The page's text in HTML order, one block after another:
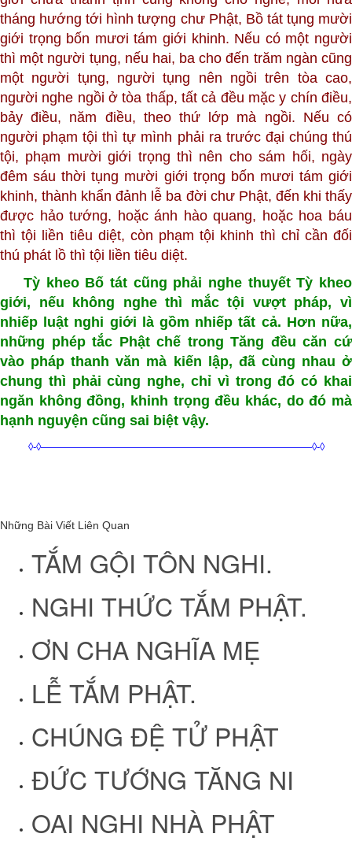
tháng hướng tới hình tượng chư Phật, Bồ tát tụng mười
giới trọng bốn mươi tám giới khinh. Nếu có một người
thì một người tụng, nếu hai, ba cho đến trăm ngàn cũng
một người tụng, người tụng nên ngồi trên tòa cao,
người nghe ngồi ở tòa thấp, tất cả đều mặc y chín điều,
bảy điều, năm điều, theo thứ lớp mà ngồi. Nếu có
người phạm tội thì tự mình phải ra trước đại chúng thú
tội, phạm mười giới trọng thì nên cho sám hối, ngày
đêm sáu thời tụng mười giới trọng bốn mươi tám giới
khinh, thành khẩn đảnh lễ ba đời chư Phật, đến khi thấy
được hảo tướng, hoặc ánh hào quang, hoặc hoa báu
thì tội liền tiêu diệt, còn phạm tội khinh thì chỉ cần đối
thú phát lồ thì tội liền tiêu diệt.
Tỳ kheo Bố tát cũng phải nghe thuyết Tỳ kheo
giới, nếu không nghe thì mắc tội vượt pháp, vì
nhiếp luật nghi giới là gồm nhiếp tất cả. Hơn nữa,
những phép tắc Phật chế trong Tăng đều căn cứ
vào pháp thanh văn mà kiến lập, đã cùng nhau ở
chung thì phải cùng nghe, chỉ vì trong đó có khai
ngăn không đồng, khinh trọng đều khác, do đó mà
hạnh nguyện cũng sai biệt vậy.
◊-◊——————————————————————————–◊-◊
Những Bài Viết Liên Quan
TẮM GỘI TÔN NGHI.
NGHI THỨC TẮM PHẬT.
ƠN CHA NGHĨA MẸ
LỄ TẮM PHẬT.
CHÚNG ĐỆ TỬ PHẬT
ĐỨC TƯỚNG TĂNG NI
OAI NGHI NHÀ PHẬT